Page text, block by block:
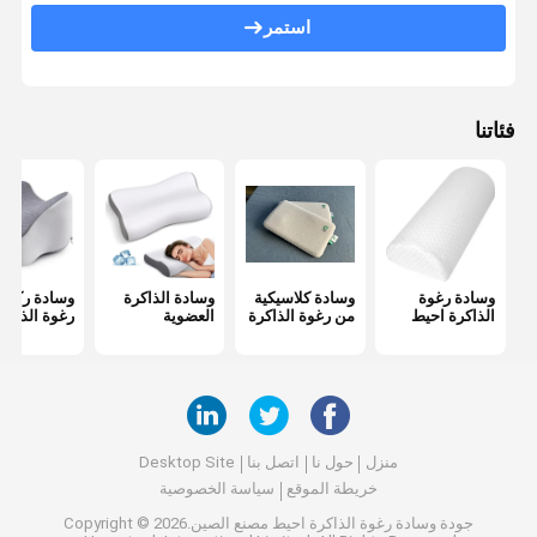
وسادة من الرغوة للطفل
وسادة السرير
وسادة راحة رأس السيارة
استمر
فئاتنا
وسادة رغوة
الذاكرة احيط
وسادة كلاسيكية
من رغوة الذاكرة
وسادة الذاكرة
العضوية
وسادة
رغوة
منزل حول نا اتصل بنا
Desktop Site
خريطة الموقع
سياسة الخصوصية
جودة وسادة رغوة الذاكرة احيط
مصنع الصين.Copyright © 2026